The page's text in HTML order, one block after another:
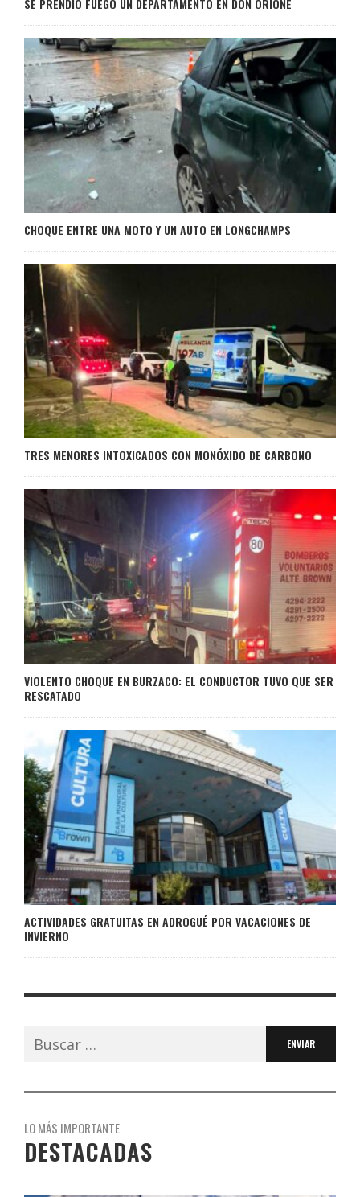
SE PRENDIÓ FUEGO UN DEPARTAMENTO EN DON ORIONE
CHOQUE ENTRE UNA MOTO Y UN AUTO EN LONGCHAMPS
TRES MENORES INTOXICADOS CON MONÓXIDO DE CARBONO
VIOLENTO CHOQUE EN BURZACO: EL CONDUCTOR TUVO QUE SER
RESCATADO
ACTIVIDADES GRATUITAS EN ADROGUÉ POR VACACIONES DE
INVIERNO
Buscar:
LO MÁS IMPORTANTE
DESTACADAS